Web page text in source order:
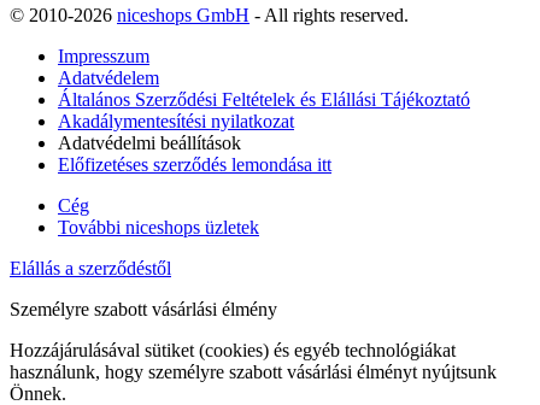
© 2010-2026 niceshops GmbH - All rights reserved.
Impresszum
Adatvédelem
Általános Szerződési Feltételek és Elállási Tájékoztató
Akadálymentesítési nyilatkozat
Adatvédelmi beállítások
Előfizetéses szerződés lemondása itt
Cég
További niceshops üzletek
Elállás a szerződéstől
Személyre szabott vásárlási élmény
Hozzájárulásával sütiket (cookies) és egyéb technológiákat
használunk, hogy személyre szabott vásárlási élményt nyújtsunk
Önnek.